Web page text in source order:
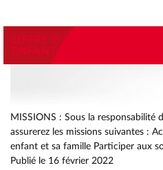
OFFRE D’EMPLOI
ENFANTS / AUXILIAIRE DE
MISSIONS : Sous la responsabilité
assurerez les missions suivantes :
enfant et sa famille Participer aux
Publié le 16 février 2022